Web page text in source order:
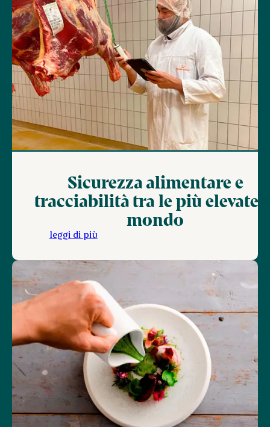
Sicurezza alimentare e
tracciabilità tra le più elevate
mondo
leggi di più